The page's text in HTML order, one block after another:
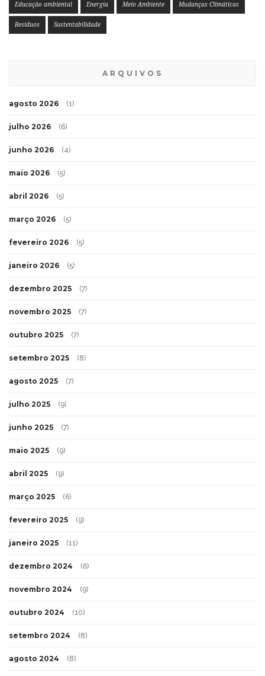
Educação ambiental Energia Meio Ambiente Mudanças Climáticas
Resíduos Sustentabilidade
ARQUIVOS
agosto 2026 (1)
julho 2026 (6)
junho 2026 (4)
maio 2026 (5)
abril 2026 (5)
março 2026 (5)
fevereiro 2026 (5)
janeiro 2026 (5)
dezembro 2025 (7)
novembro 2025 (7)
outubro 2025 (7)
setembro 2025 (8)
agosto 2025 (7)
julho 2025 (9)
junho 2025 (7)
maio 2025 (9)
abril 2025 (9)
março 2025 (6)
fevereiro 2025 (9)
janeiro 2025 (11)
dezembro 2024 (6)
novembro 2024 (9)
outubro 2024 (10)
setembro 2024 (8)
agosto 2024 (8)